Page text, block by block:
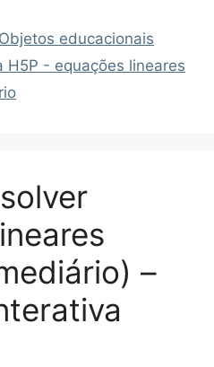
Objetos educacionais
- equações lineares
–